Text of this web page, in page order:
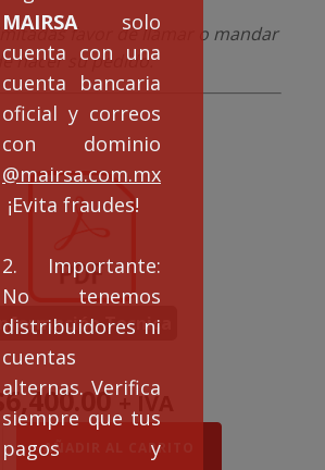
MAIRSAsolo
cuenta con una
cuenta bancaria
oficial y correos
con dominio
@mairsa.com.mx
¡Evita fraudes!
2. Importante:
No tenemos
distribuidores ni
cuentas
alternas. Verifica
siempre que tus
pagos y
favor de llamar o mandar
hacer su pedido.
Información Tecnica
$6,400.00 + IVA
AÑADIR AL CARRITO